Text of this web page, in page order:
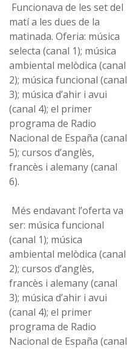
Funcionava de les set del
matí a les dues de la
matinada. Oferia: música
selecta (canal 1); música
ambiental melòdica (canal
2); música funcional (canal
3); música d’ahir i avui
(canal 4); el primer
programa de Radio
Nacional de España (canal
5); cursos d’anglès,
francès i alemany (canal
6).
Més endavant l’oferta va
ser: música funcional
(canal 1); música
ambiental melòdica (canal
2); cursos d’anglès,
francès i alemany (canal
3); música d’ahir i avui
(canal 4); el primer
programa de Radio
Nacional de España (canal